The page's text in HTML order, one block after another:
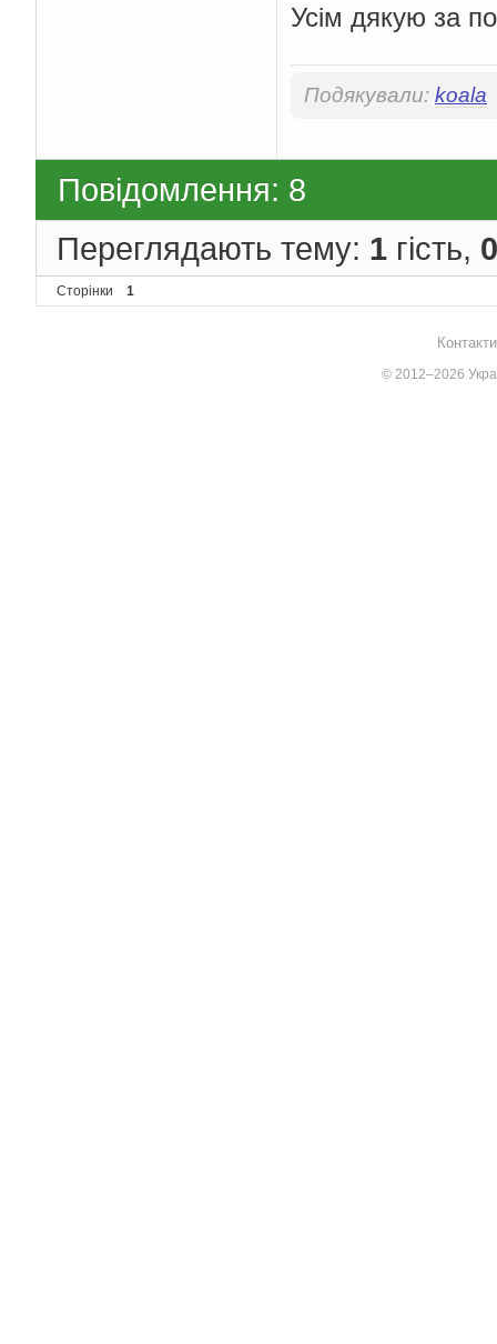
Усім дякую за
Подякували: koala
Повідомлення: 8
Переглядають тему: 1 гість, 0
Сторінки 1
© 2012–2026